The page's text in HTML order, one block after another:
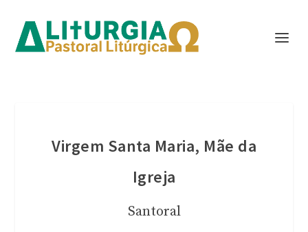
Virgem Santa Maria, Mãe da
Igreja
Santoral